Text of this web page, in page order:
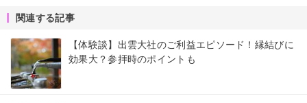
関連する記事
【体験談】出雲大社のご利益エピソード！縁結びに
効果大？参拝時のポイントも